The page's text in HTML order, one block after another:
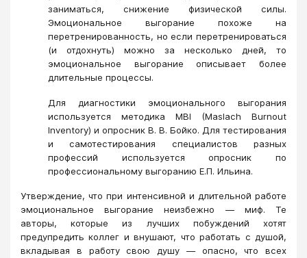
заниматься, снижение физической силы.
Эмоциональное выгорание похоже на
перетренированность, но если перетренироваться
(и отдохнуть) можно за несколько дней, то
эмоциональное выгорание описывает более
длительные процессы.
Для диагностики эмоционального выгорания
используется методика MBI (Maslach Burnout
Inventory) и опросник В. В. Бойко. Для тестирования
и самотестирования специалистов разных
профессий используется опросник по
профессиональному выгоранию Е.П. Ильина.
Утверждение, что при интенсивной и длительной работе
эмоциональное выгорание неизбежно — миф. Те
авторы, которые из лучших побуждений хотят
предупредить коллег и внушают, что работать с душой,
вкладывая в работу свою душу — опасно, что всех